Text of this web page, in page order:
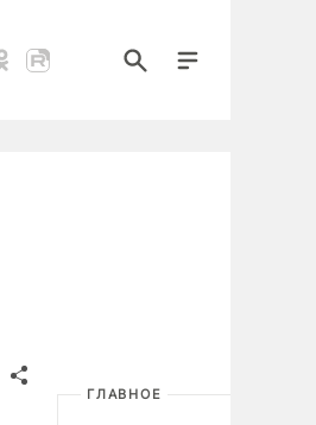
ГЛАВНОЕ